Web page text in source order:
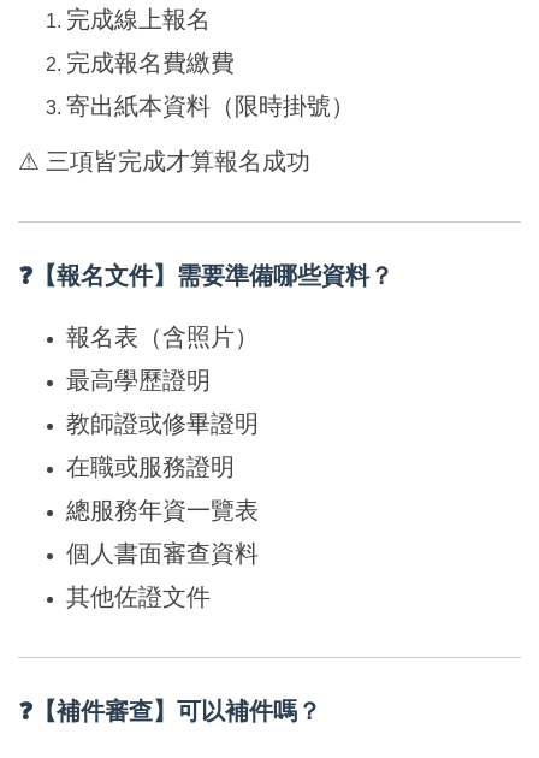
完成線上報名
完成報名費繳費
寄出紙本資料（限時掛號）
⚠ 三項皆完成才算報名成功
❓【報名文件】需要準備哪些資料？
報名表（含照片）
最高學歷證明
教師證或修畢證明
在職或服務證明
總服務年資一覽表
個人書面審查資料
其他佐證文件
❓【補件審查】可以補件嗎？